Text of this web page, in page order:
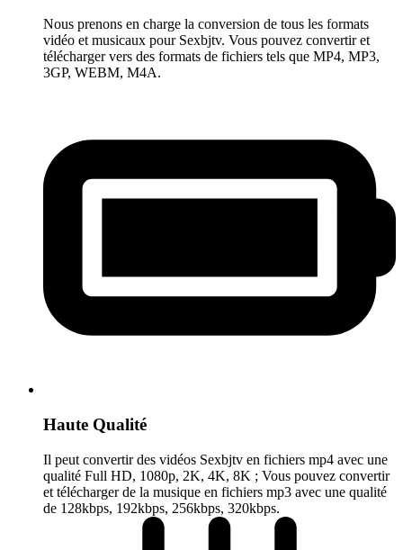
Nous prenons en charge la conversion de tous les formats
vidéo et musicaux pour Sexbjtv. Vous pouvez convertir et
télécharger vers des formats de fichiers tels que MP4, MP3,
3GP, WEBM, M4A.
Haute Qualité
Il peut convertir des vidéos Sexbjtv en fichiers mp4 avec une
qualité Full HD, 1080p, 2K, 4K, 8K ; Vous pouvez convertir
et télécharger de la musique en fichiers mp3 avec une qualité
de 128kbps, 192kbps, 256kbps, 320kbps.